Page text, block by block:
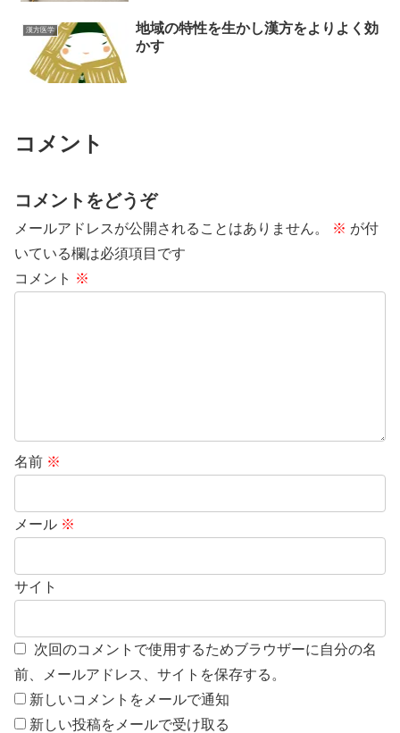
漢方医学
地域の特性を生かし漢方をよりよく効
かす
コメント
コメントをどうぞ
メールアドレスが公開されることはありません。 ※ が付
いている欄は必須項目です
コメント ※
名前 ※
メール ※
サイト
次回のコメントで使用するためブラウザーに自分の名
前、メールアドレス、サイトを保存する。
新しいコメントをメールで通知
新しい投稿をメールで受け取る